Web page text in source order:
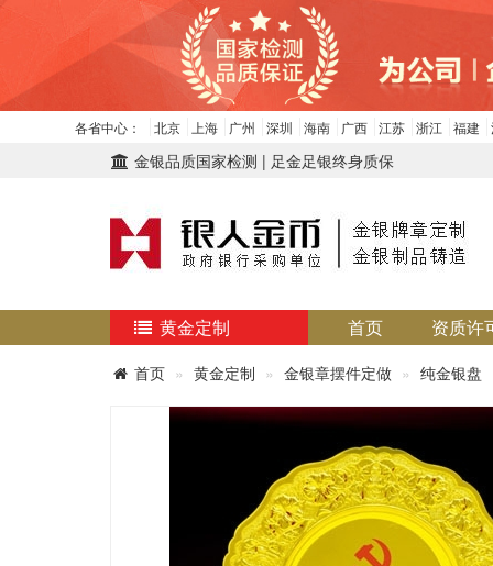
各省中心： 北京 上海 广州 深圳 海南 广西 江苏 浙江 福建
金银品质国家检测 | 足金足银终身质保
黄金定制 首页 资质许
首页 黄金定制 金银章摆件定做 纯金银盘